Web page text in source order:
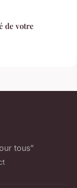
de votre
tous”